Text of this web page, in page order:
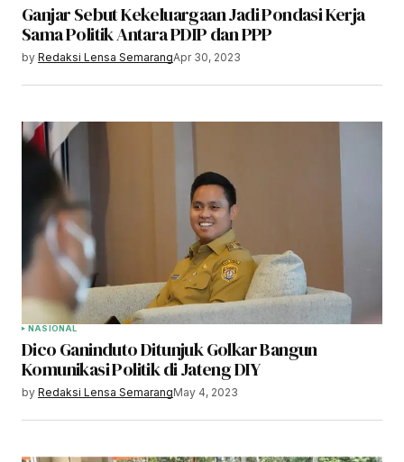
Ganjar Sebut Kekeluargaan Jadi Pondasi Kerja
Sama Politik Antara PDIP dan PPP
by Redaksi Lensa SemarangApr 30, 2023
NASIONAL
Dico Ganinduto Ditunjuk Golkar Bangun
Komunikasi Politik di Jateng DIY
by Redaksi Lensa SemarangMay 4, 2023